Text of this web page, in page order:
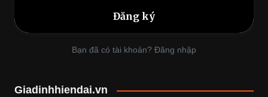
Bạn đã có tài khoản? Đăng nhập
Giadinhhiendai.vn